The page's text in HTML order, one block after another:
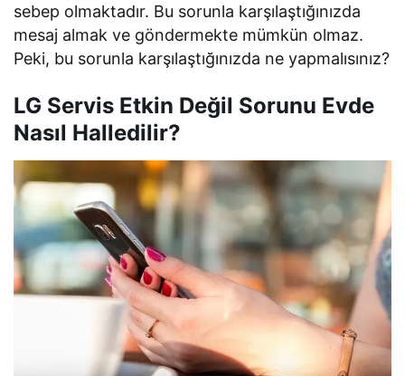
sebep olmaktadır. Bu sorunla karşılaştığınızda
mesaj almak ve göndermekte mümkün olmaz.
Peki, bu sorunla karşılaştığınızda ne yapmalısınız?
LG Servis Etkin Değil Sorunu Evde
Nasıl Halledilir?